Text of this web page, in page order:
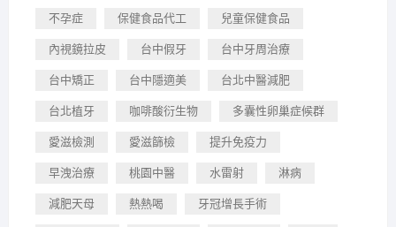
不孕症 保健食品代工 兒童保健食品
內視鏡拉皮 台中假牙 台中牙周治療
台中矯正 台中隱適美 台北中醫減肥
台北植牙 咖啡酸衍生物 多囊性卵巢症候群
愛滋檢測 愛滋篩檢 提升免疫力
早洩治療 桃園中醫 水雷射 淋病
減肥天母 熱熱喝 牙冠增長手術